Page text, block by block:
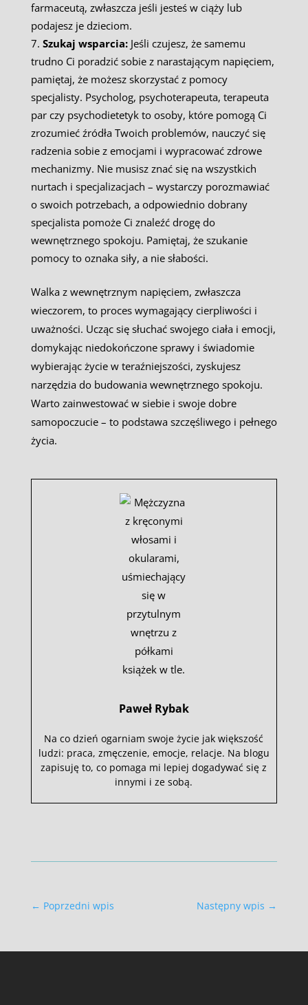
farmaceutą, zwłaszcza jeśli jesteś w ciąży lub
podajesz je dzieciom.
Szukaj wsparcia:Jeśli czujesz, że samemu
trudno Ci poradzić sobie z narastającym napięciem,
pamiętaj, że możesz skorzystać z pomocy
specjalisty. Psycholog, psychoterapeuta, terapeuta
par czy psychodietetyk to osoby, które pomogą Ci
zrozumieć źródła Twoich problemów, nauczyć się
radzenia sobie z emocjami i wypracować zdrowe
mechanizmy. Nie musisz znać się na wszystkich
nurtach i specjalizacjach – wystarczy porozmawiać
o swoich potrzebach, a odpowiednio dobrany
specjalista pomoże Ci znaleźć drogę do
wewnętrznego spokoju. Pamiętaj, że szukanie
pomocy to oznaka siły, a nie słabości.
Walka z wewnętrznym napięciem, zwłaszcza
wieczorem, to proces wymagający cierpliwości i
uważności. Ucząc się słuchać swojego ciała i emocji,
domykając niedokończone sprawy i świadomie
wybierając życie w teraźniejszości, zyskujesz
narzędzia do budowania wewnętrznego spokoju.
Warto zainwestować w siebie i swoje dobre
samopoczucie – to podstawa szczęśliwego i pełnego
życia.
Paweł Rybak
Na co dzień ogarniam swoje życie jak większość
ludzi: praca, zmęczenie, emocje, relacje. Na blogu
zapisuję to, co pomaga mi lepiej dogadywać się z
innymi i ze sobą.
← Poprzedni wpis Następny wpis →